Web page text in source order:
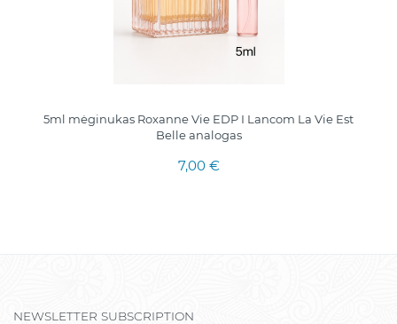
5ml mėginukas Roxanne Vie EDP I Lancom La Vie Est
Belle analogas
7,00 €
NEWSLETTER SUBSCRIPTION